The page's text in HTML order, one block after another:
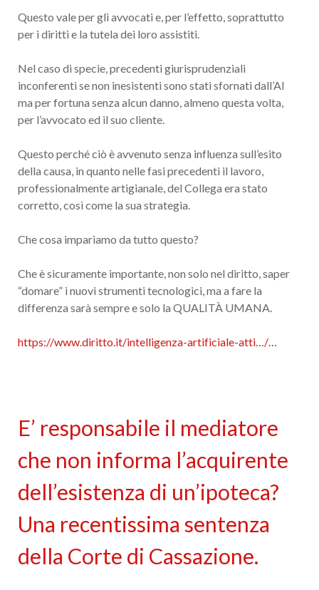
Questo vale per gli avvocati e, per l’effetto, soprattutto
per i diritti e la tutela dei loro assistiti.
Nel caso di specie, precedenti giurisprudenziali
inconferenti se non inesistenti sono stati sfornati dall’AI
ma per fortuna senza alcun danno, almeno questa volta,
per l’avvocato ed il suo cliente.
Questo perché ciò è avvenuto senza influenza sull’esito
della causa, in quanto nelle fasi precedenti il lavoro,
professionalmente artigianale, del Collega era stato
corretto, così come la sua strategia.
Che cosa impariamo da tutto questo?
Che è sicuramente importante, non solo nel diritto, saper
“domare” i nuovi strumenti tecnologici, ma a fare la
differenza sarà sempre e solo la QUALITÀ UMANA.
https://www.diritto.it/intelligenza-artificiale-atti…/…
E’ responsabile il mediatore
che non informa l’acquirente
dell’esistenza di un’ipoteca?
Una recentissima sentenza
della Corte di Cassazione.